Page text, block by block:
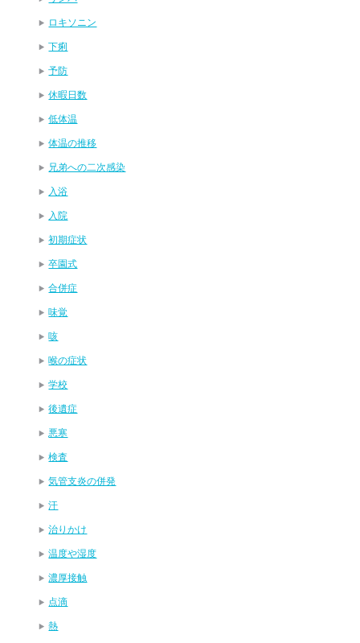
ロキソニン
下痢
予防
休暇日数
低体温
体温の推移
兄弟への二次感染
入浴
入院
初期症状
卒園式
合併症
味覚
咳
喉の症状
学校
後遺症
悪寒
検査
気管支炎の併発
汗
治りかけ
温度や湿度
濃厚接触
点滴
熱